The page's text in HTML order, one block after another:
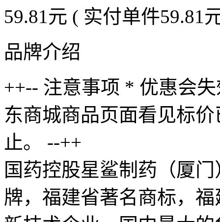
59.81元 ( 实付单件59.81
品牌介绍
++-- 注意事项 * 优惠会
东商城商品页面看见标
止。 --++
国药控股星鲨制药（厦
牌，福建省著名商标，